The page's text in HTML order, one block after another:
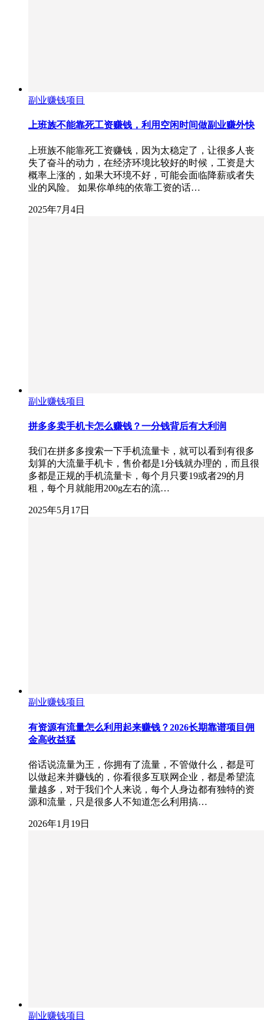
副业赚钱项目
上班族不能靠死工资赚钱，利用空闲时间做副业赚外快
上班族不能靠死工资赚钱，因为太稳定了，让很多人丧
失了奋斗的动力，在经济环境比较好的时候，工资是大
概率上涨的，如果大环境不好，可能会面临降薪或者失
业的风险。 如果你单纯的依靠工资的话…
2025年7月4日
副业赚钱项目
拼多多卖手机卡怎么赚钱？一分钱背后有大利润
我们在拼多多搜索一下手机流量卡，就可以看到有很多
划算的大流量手机卡，售价都是1分钱就办理的，而且很
多都是正规的手机流量卡，每个月只要19或者29的月
租，每个月就能用200g左右的流…
2025年5月17日
副业赚钱项目
有资源有流量怎么利用起来赚钱？2026长期靠谱项目佣
金高收益猛
俗话说流量为王，你拥有了流量，不管做什么，都是可
以做起来并赚钱的，你看很多互联网企业，都是希望流
量越多，对于我们个人来说，每个人身边都有独特的资
源和流量，只是很多人不知道怎么利用搞…
2026年1月19日
副业赚钱项目